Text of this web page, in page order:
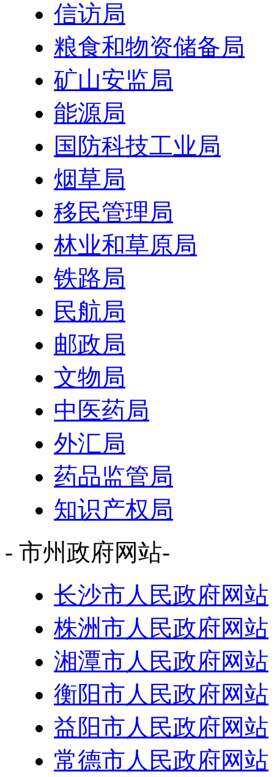
信访局
粮食和物资储备局
矿山安监局
能源局
国防科技工业局
烟草局
移民管理局
林业和草原局
铁路局
民航局
邮政局
文物局
中医药局
外汇局
药品监管局
知识产权局
- 市州政府网站-
长沙市人民政府网站
株洲市人民政府网站
湘潭市人民政府网站
衡阳市人民政府网站
益阳市人民政府网站
常德市人民政府网站